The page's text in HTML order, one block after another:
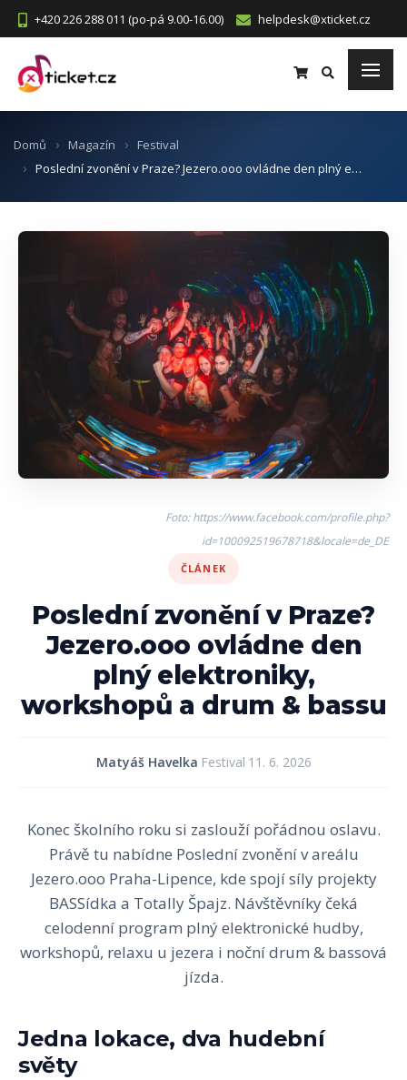
+420 226 288 011 (po-pá 9.00-16.00) helpdesk@xticket.cz
Domů Magazín
Festival
Poslední zvonění v Praze? Jezero.ooo ovládne den plný e…
Foto: https://www.facebook.com/profile.php?
id=100092519678718&locale=de_DE
ČLÁNEK
Poslední zvonění v Praze?
Jezero.ooo ovládne den
plný elektroniky,
workshopů a drum & bassu
Matyáš Havelka Festival 11. 6. 2026
Konec školního roku si zaslouží pořádnou oslavu.
Právě tu nabídne Poslední zvonění v areálu
Jezero.ooo Praha-Lipence, kde spojí síly projekty
BASSídka a Totally Špajz. Návštěvníky čeká
celodenní program plný elektronické hudby,
workshopů, relaxu u jezera i noční drum & bassová
jízda.
Jedna lokace, dva hudební
světy